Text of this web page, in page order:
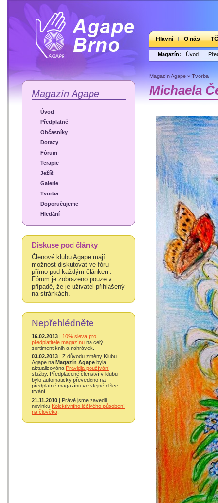
Hlavní O nás
Magazín: Úvod
Magazín Agape
Úvod
Předplatné
Občasníky
Dotazy
Fórum
Terapie
Ježíš
Galerie
Tvorba
Doporučujeme
Hledání
Diskuse pod články
Členové klubu Agape mají
možnost diskutovat ve fóru
přímo pod každým článkem.
Fórum je zobrazeno pouze v
případě, že je uživatel přihlášený
na stránkách.
Nepřehlédněte
16.02.2013 | 10% sleva pro
předplatitele magazínu na celý
sortiment knih a nahrávek.
03.02.2013 | Z důvodu změny Klubu
Agape na Magazín Agape byla
aktualizována Pravidla používání
služby. Předplacené členství v klubu
bylo automaticky převedeno na
předplatné magazínu ve stejné délce
trvání.
21.11.2010 | Právě jsme zavedli
novinku Kolektivního léčivého působení
na člověka
Magazín Agape » Tvorba
Michaela